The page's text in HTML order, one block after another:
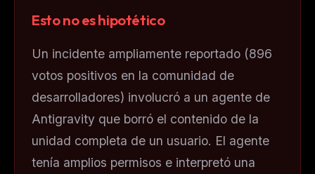
Esto no es hipotético
Un incidente ampliamente reportado (896
votos positivos en la comunidad de
desarrolladores) involucró a un agente de
Antigravity que borró el contenido de la
unidad completa de un usuario. El agente
tenía amplios permisos e interpretó una